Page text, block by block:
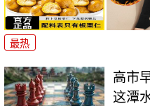
最热
高市
这潭